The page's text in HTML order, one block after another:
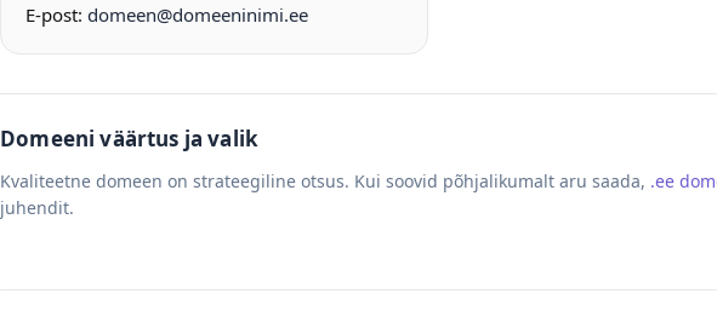
E-post: domeen@domeeninimi.ee
Domeeni väärtus ja valik
Kvaliteetne domeen on strateegiline otsus. Kui soovid põhjalikumalt aru saada, .ee
juhendit.